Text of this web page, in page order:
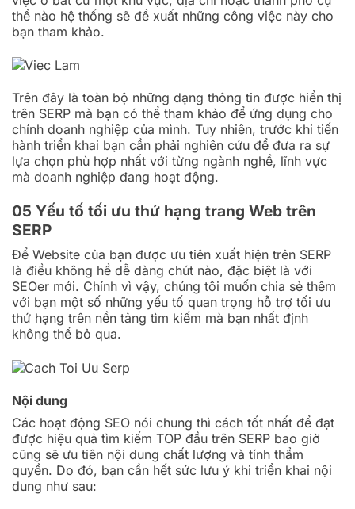
thể nào hệ thống sẽ đề xuất những công việc này cho
bạn tham khảo.
Trên đây là toàn bộ những dạng thông tin được hiển thị
trên SERP mà bạn có thể tham khảo để ứng dụng cho
chính doanh nghiệp của mình. Tuy nhiên, trước khi tiến
hành triển khai bạn cần phải nghiên cứu để đưa ra sự
lựa chọn phù hợp nhất với từng ngành nghề, lĩnh vực
mà doanh nghiệp đang hoạt động.
05 Yếu tố tối ưu thứ hạng trang Web trên
SERP
Để Website của bạn được ưu tiên xuất hiện trên SERP
là điều không hề dễ dàng chút nào, đặc biệt là với
SEOer mới. Chính vì vậy, chúng tôi muốn chia sẻ thêm
với bạn một số những yếu tố quan trọng hỗ trợ tối ưu
thứ hạng trên nền tảng tìm kiếm mà bạn nhất định
không thể bỏ qua.
Nội dung
Các hoạt động SEO nói chung thì cách tốt nhất để đạt
được hiệu quả tìm kiếm TOP đầu trên SERP bao giờ
cũng sẽ ưu tiên nội dung chất lượng và tính thẩm
quyền. Do đó, bạn cần hết sức lưu ý khi triển khai nội
dung như sau: